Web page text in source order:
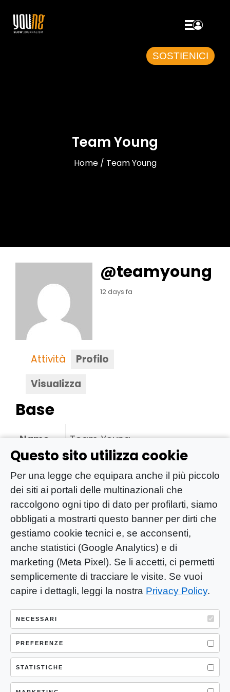
Questo sito utilizza cookie
Per una legge che equipara anche il più piccolo
dei siti ai portali delle multinazionali che
raccolgono ogni tipo di dato per profilarti, siamo
obbligati a mostrarti questo banner per dirti che
gestiamo cookie tecnici e, se acconsenti,
anche statistici (Google Analytics) e di
marketing (Meta Pixel). Se li accetti, ci permetti
semplicemente di tracciare le visite. Se vuoi
capire i dettagli, leggi la nostra Privacy Policy.
NECESSARI
PREFERENZE
STATISTICHE
SOSTIENICI
Team Young
Home / Team Young
@teamyoung
12 days fa
Attività
Profilo
Visualizza
Base
Name Team Young
YOU-ng Slow Journalism è una testata
giornalistica di proprietà di Mastino S.R.L.
Registrazione presso Trib. Santa Maria
Capua Vetere (CE) n° 900 del 31/01/2025 |
ISSN 3103-4683
P.IVA: 04755530617